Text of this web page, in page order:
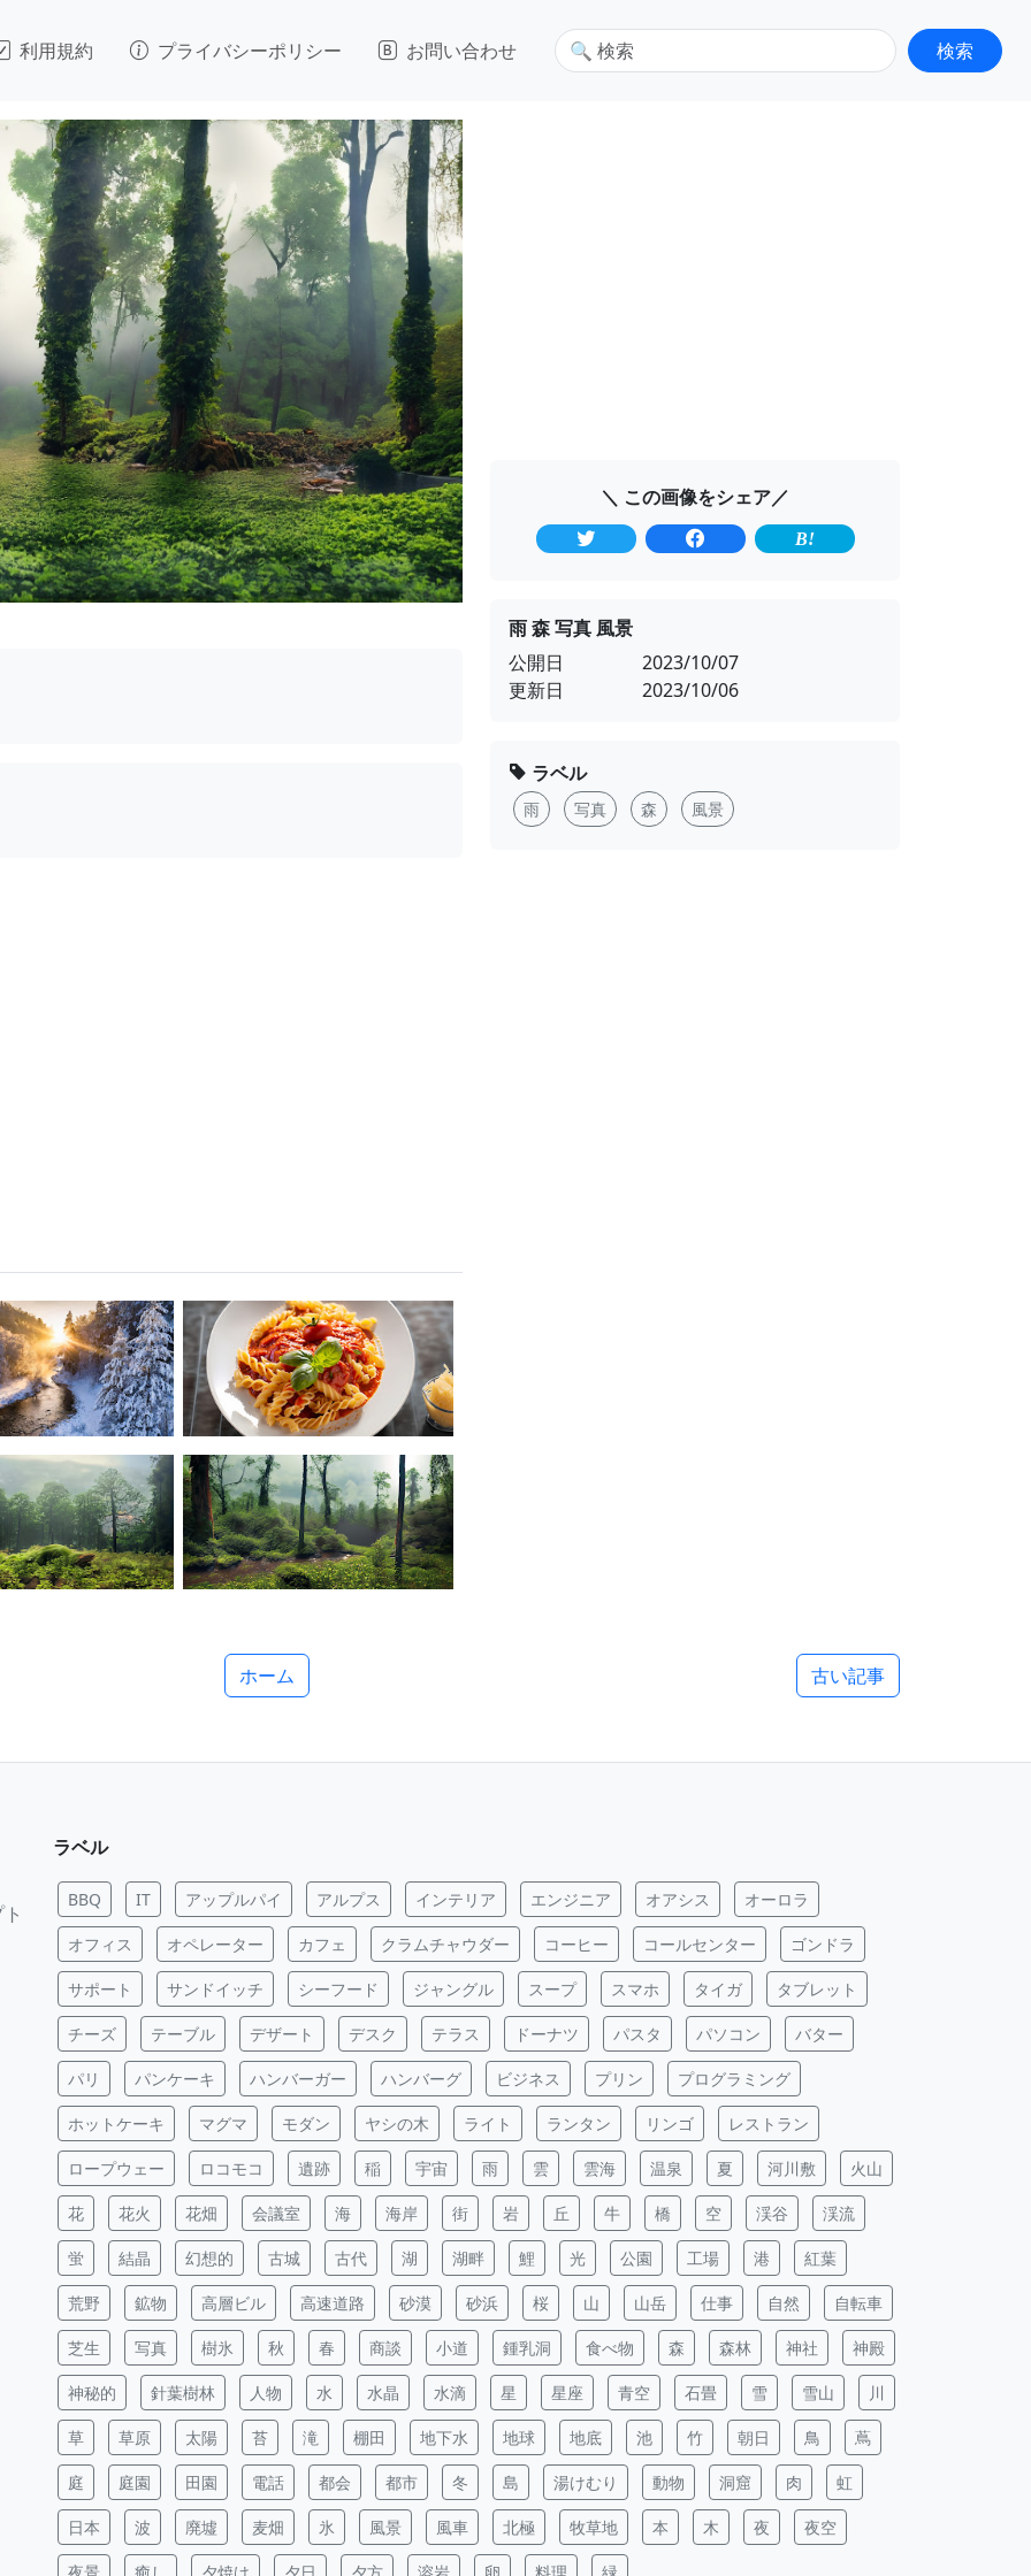
利用規約 プライバシーポリシー お問い合わせ
＼ この画像をシェア／
雨 森 写真 風景
公開日
2023/10/07
更新日
2023/10/06
ラベル
雨 写真 森 風景
ホーム 古い記事
ラベル
BBQ IT アップルパイ アルプス インテリア エンジニア オアシス オーロラ
オフィス オペレーター カフェ クラムチャウダー コーヒー コールセンター ゴンドラ
サポート サンドイッチ シーフード ジャングル スープ スマホ タイガ タブレット
チーズ テーブル デザート デスク テラス ドーナツ パスタ パソコン バター
パリ パンケーキ ハンバーガー ハンバーグ ビジネス プリン プログラミング
ホットケーキ マグマ モダン ヤシの木 ライト ランタン リンゴ レストラン
ロープウェー ロコモコ 遺跡 稲 宇宙 雨 雲 雲海 温泉 夏 河川敷 火山
花 花火 花畑 会議室 海 海岸 街 岩 丘 牛 橋 空 渓谷 渓流
蛍 結晶 幻想的 古城 古代 湖 湖畔 鯉 光 公園 工場 港 紅葉
荒野 鉱物 高層ビル 高速道路 砂漠 砂浜 桜 山 山岳 仕事 自然 自転車
芝生 写真 樹氷 秋 春 商談 小道 鍾乳洞 食べ物 森 森林 神社 神殿
神秘的 針葉樹林 人物 水 水晶 水滴 星 星座 青空 石畳 雪 雪山 川
草 草原 太陽 苔 滝 棚田 地下水 地球 地底 池 竹 朝日 鳥 蔦
庭 庭園 田園 電話 都会 都市 冬 島 湯けむり 動物 洞窟 肉 虹
日本 波 廃墟 麦畑 氷 風景 風車 北極 牧草地 本 木 夜 夜空